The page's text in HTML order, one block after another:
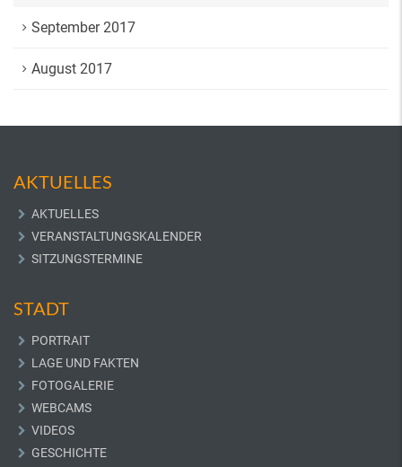
September 2017
August 2017
AKTUELLES
AKTUELLES
VERANSTALTUNGSKALENDER
SITZUNGSTERMINE
STADT
PORTRAIT
LAGE UND FAKTEN
FOTOGALERIE
WEBCAMS
VIDEOS
GESCHICHTE